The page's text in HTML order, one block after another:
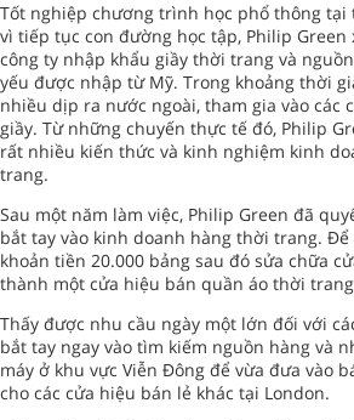
Tốt nghiệp chương trình học phổ thông tại
vì tiếp tục con đường học tập, Philip Green
công ty nhập khẩu giầy thời trang và
yếu được nhập từ Mỹ. Trong khoảng thời
nhiều dịp ra nước ngoài, tham gia vào các
giầy. Từ những chuyến thực tế đó, Philip
rất nhiều kiến thức và kinh nghiệm kinh
trang.
Sau một năm làm việc, Philip Green đã
bắt tay vào kinh doanh hàng thời trang. Để
khoản tiền 20.000 bảng sau đó sửa chữa
thành một cửa hiệu bán quần áo thời
Thấy được nhu cầu ngày một lớn đối với
bắt tay ngay vào tìm kiếm nguồn hàng và
máy ở khu vực Viễn Đông để vừa đưa vào
cho các cửa hiệu bán lẻ khác tại London.